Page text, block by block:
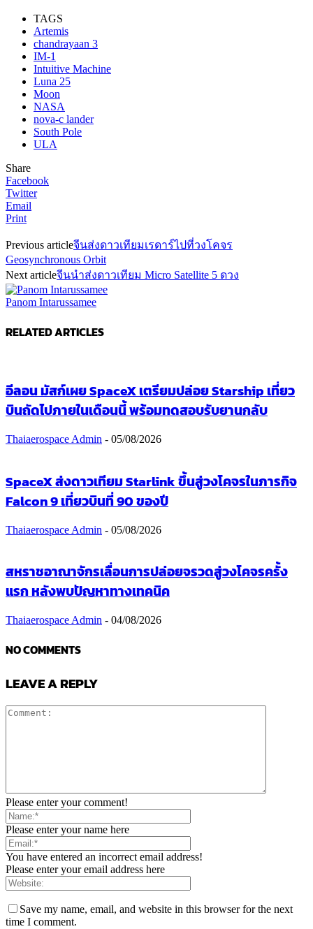
TAGS
Artemis
chandrayaan 3
IM-1
Intuitive Machine
Luna 25
Moon
NASA
nova-c lander
South Pole
ULA
Share
Facebook
Twitter
Email
Print
Previous articleจีนส่งดาวเทียมเรดาร์ไปที่วงโคจร
Geosynchronous Orbit
Next articleจีนนำส่งดาวเทียม Micro Satellite 5 ดวง
Panom Intarussamee
RELATED ARTICLES
อีลอน มัสก์เผย SpaceX เตรียมปล่อย Starship เที่ยว
บินถัดไปภายในเดือนนี้ พร้อมทดสอบรับยานกลับ
Thaiaerospace Admin - 05/08/2026
SpaceX ส่งดาวเทียม Starlink ขึ้นสู่วงโคจรในภารกิจ
Falcon 9 เที่ยวบินที่ 90 ของปี
Thaiaerospace Admin - 05/08/2026
สหราชอาณาจักรเลื่อนการปล่อยจรวดสู่วงโคจรครั้ง
แรก หลังพบปัญหาทางเทคนิค
Thaiaerospace Admin - 04/08/2026
NO COMMENTS
LEAVE A REPLY
Please enter your comment!
Please enter your name here
You have entered an incorrect email address!
Please enter your email address here
Save my name, email, and website in this browser for the next
time I comment.